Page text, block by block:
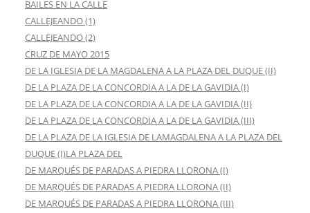
BAILES EN LA CALLE
CALLEJEANDO (1)
CALLEJEANDO (2)
CRUZ DE MAYO 2015
DE LA IGLESIA DE LA MAGDALENA A LA PLAZA DEL DUQUE (II)
DE LA PLAZA DE LA CONCORDIA A LA DE LA GAVIDIA (I)
DE LA PLAZA DE LA CONCORDIA A LA DE LA GAVIDIA (II)
DE LA PLAZA DE LA CONCORDIA A LA DE LA GAVIDIA (III)
DE LA PLAZA DE LA IGLESIA DE LAMAGDALENA A LA PLAZA DEL
DUQUE (I)LA PLAZA DEL
DE MARQUÉS DE PARADAS A PIEDRA LLORONA (I)
DE MARQUÉS DE PARADAS A PIEDRA LLORONA (II)
DE MARQUÉS DE PARADAS A PIEDRA LLORONA (III)